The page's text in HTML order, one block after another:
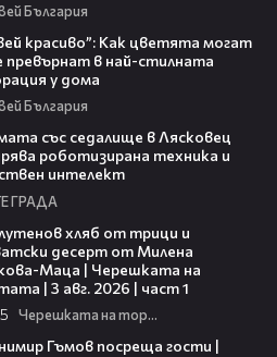
България
красиво”: Как цветята могат
превърнат в най-стилната
у дома
България
със седалище в Лясковец
роботизирана техника и
интелект
ГРАДА
хляб от трици и
десерт от Милена
Маца | Черешката на
| 3 авг. 2026 | част 1
5 Черешката на тортата
Гъмов посреща гости |